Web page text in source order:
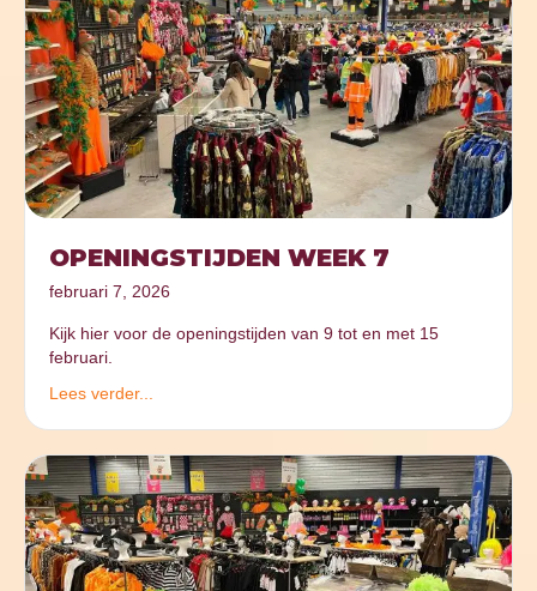
OPENINGSTIJDEN WEEK 7
februari 7, 2026
Kijk hier voor de openingstijden van 9 tot en met 15
februari.
Lees verder...